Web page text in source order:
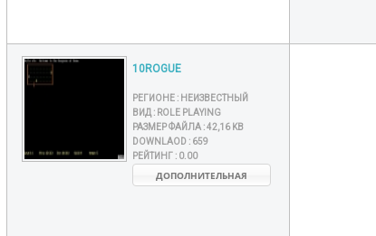
10ROGUE
РЕГИОНЕ : НЕИЗВЕСТНЫЙ
ВИД : ROLE PLAYING
РАЗМЕР ФАЙЛА :42,16 KB
DOWNLAOD : 659
РЕЙТИНГ : 0.00
ДОПОЛНИТЕЛЬНАЯ